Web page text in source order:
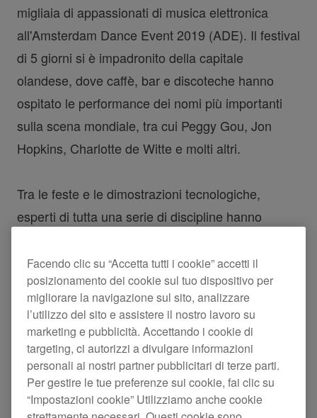
migliaia di appassionati di musica elettronica
all'Amsterdam Dance Event 2019 (ADE). Il festival
di 5 giorni si è impadronito della capitale
olandese, dove caffè, bar e discoteche hanno
ospitato le performance dei nomi più importanti
sulla scena mondiale, tra cui Peggy Gou, Jon
Hopkins, Charlotte de Witte e molti altri.
Tra le feste e le dimostrazioni tecnologiche,
esperti di tutta una serie di discipline hanno
dei relativi trend di punta. Ricapitoliamo qui
alcune delle discussioni di spicco del festival.
Kristen Knight
Gamechangers - Set live in
Facendo clic su “Accetta tutti i cookie” accetti il
posizionamento dei cookie sul tuo dispositivo per
migliorare la navigazione sul sito, analizzare
l’utilizzo del sito e assistere il nostro lavoro su
marketing e pubblicità. Accettando i cookie di
targeting, ci autorizzi a divulgare informazioni
personali ai nostri partner pubblicitari di terze parti.
Per gestire le tue preferenze sui cookie, fai clic su
“Impostazioni cookie” Utilizziamo anche cookie